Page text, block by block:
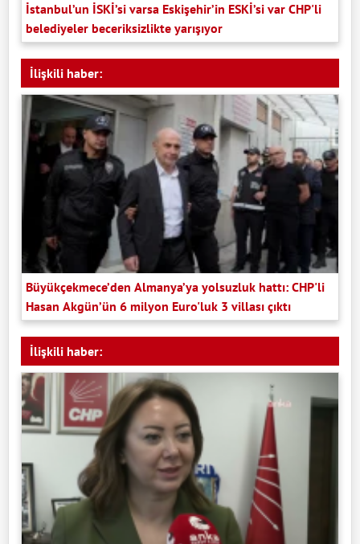
İstanbul’un İSKİ’si varsa Eskişehir’in ESKİ’si var CHP'li
belediyeler beceriksizlikte yarışıyor
İlişkili haber:
Büyükçekmece’den Almanya’ya yolsuzluk hattı: CHP'li
Hasan Akgün’ün 6 milyon Euro'luk 3 villası çıktı
İlişkili haber: